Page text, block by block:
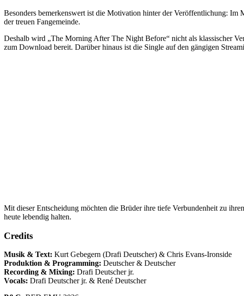
Besonders bemerkenswert ist die Motivation hinter der Veröffentlichung:
der treuen Fangemeinde.
Deshalb wird „The Morning After The Night Before“ nicht als klassischer
zum Download bereit. Darüber hinaus ist die Single auf den gängigen
Mit dieser Entscheidung möchten die Brüder ihre tiefe Verbundenheit zu
heute lebendig halten.
Credits
Musik & Text: Kurt Gebegern (Drafi Deutscher) & Chris Evans-Ironside
Produktion & Programming: Deutscher & Deutscher
Recording & Mixing: Drafi Deutscher jr.
Vocals: Drafi Deutscher jr. & René Deutscher